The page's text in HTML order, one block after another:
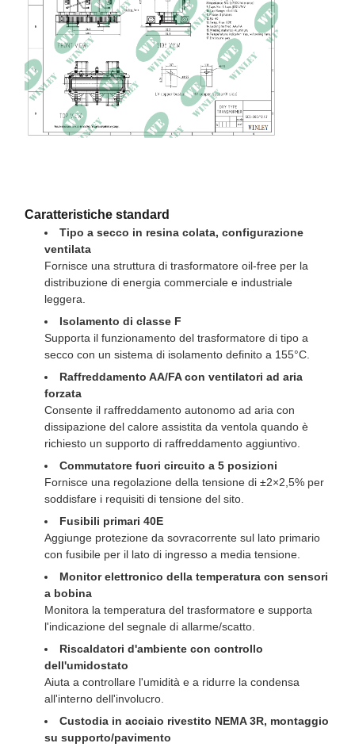
Efficienza 99,00%
Valutazione della custodia NEMA 3R
Dimensioni 71L × 59L × 71A pollici
Peso 3960 libbre
Caratteristiche standard
Tipo a secco in resina colata, configurazione
ventilata
Fornisce una struttura di trasformatore oil-free per la
distribuzione di energia commerciale e industriale
leggera.
Isolamento di classe F
Supporta il funzionamento del trasformatore di tipo a
secco con un sistema di isolamento definito a 155°C.
Raffreddamento AA/FA con ventilatori ad aria
forzata
Consente il raffreddamento autonomo ad aria con
dissipazione del calore assistita da ventola quando è
richiesto un supporto di raffreddamento aggiuntivo.
Commutatore fuori circuito a 5 posizioni
Fornisce una regolazione della tensione di ±2×2,5% per
soddisfare i requisiti di tensione del sito.
Fusibili primari 40E
Aggiunge protezione da sovracorrente sul lato primario
con fusibile per il lato di ingresso a media tensione.
Monitor elettronico della temperatura con sensori
a bobina
Monitora la temperatura del trasformatore e supporta
l'indicazione del segnale di allarme/scatto.
Riscaldatori d'ambiente con controllo
dell'umidostato
Aiuta a controllare l'umidità e a ridurre la condensa
all'interno dell'involucro.
Custodia in acciaio rivestito NEMA 3R, montaggio
su supporto/pavimento